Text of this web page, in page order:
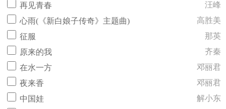
再见青春
汪峰
心雨(《新白娘子传奇》主题曲)
高胜美
征服
那英
原来的我
齐秦
在水一方
邓丽君
夜来香
邓丽君
中国娃
解小东